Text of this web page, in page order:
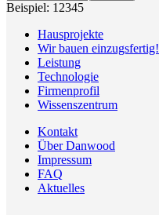
Beispiel: 12345
Hausprojekte
Wir bauen einzugsfertig!
Leistung
Technologie
Firmenprofil
Wissenszentrum
Kontakt
Über Danwood
Impressum
FAQ
Aktuelles